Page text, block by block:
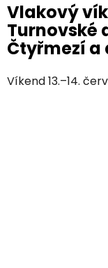
Vlakový
Turnovské
Čtyřmezí a
Víkend 13.–14.